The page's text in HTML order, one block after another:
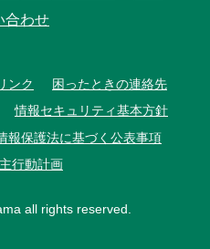
合わせ
ンク
困ったときの連絡先
情報セキュリティ基本方針
報保護法に基づく公表事項
行動計画
all rights reserved.